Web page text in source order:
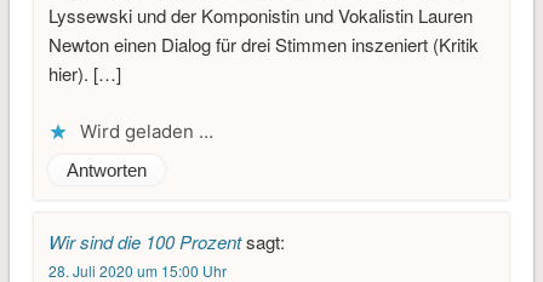
Lyssewski und der Komponistin und Vokalistin Lauren
Newton einen Dialog für drei Stimmen inszeniert (Kritik
hier). […]
Wird geladen …
Antworten
Wir sind die 100 Prozentsagt:
28. Juli 2020 um 15:00 Uhr